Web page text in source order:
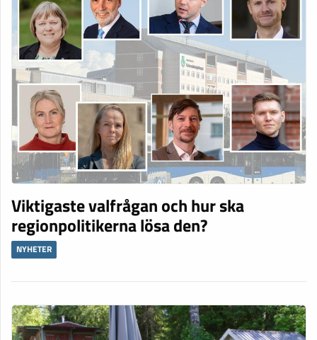
Viktigaste valfrågan och hur ska
regionpolitikerna lösa den?
NYHETER